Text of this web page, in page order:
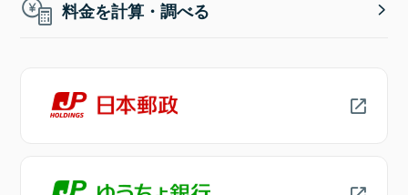
料金を計算・調べる